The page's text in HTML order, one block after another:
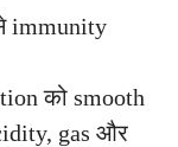
immunity
को smooth
gas और